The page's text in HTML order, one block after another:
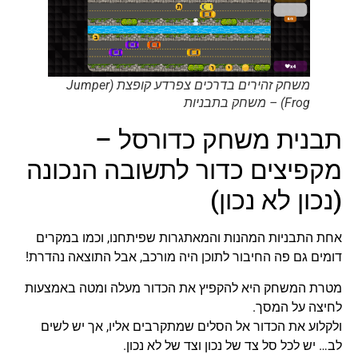
משחק זהירים בדרכים צפרדע קופצת (Jumper
Frog) – משחק בתבניות
תבנית משחק כדורסל –
מקפיצים כדור לתשובה הנכונה
(נכון לא נכון)
אחת התבניות המהנות והמאתגרות שפיתחנו, וכמו במקרים
דומים גם פה החיבור לתוכן היה מורכב, אבל התוצאה נהדרת!
מטרת המשחק היא להקפיץ את הכדור מעלה ומטה באמצעות
לחיצה על המסך.
ולקלוע את הכדור אל הסלים שמתקרבים אליו, אך יש לשים
לב… יש לכל סל צד של נכון וצד של לא נכון.